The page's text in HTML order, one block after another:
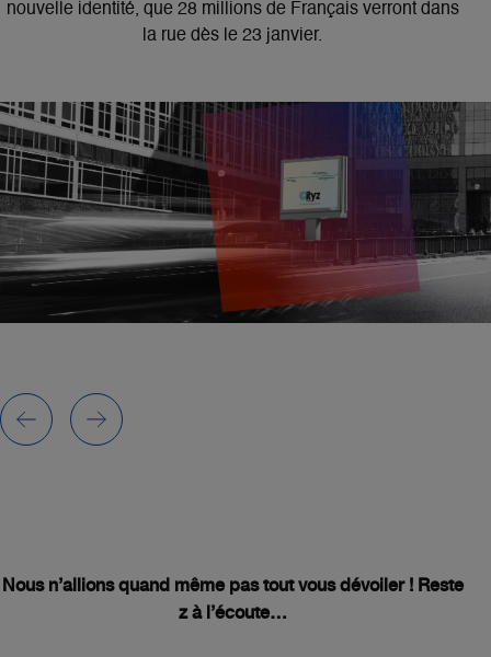
nouvelle identité, que 28 millions de Français verront dans
la rue dès le 23 janvier.
Nous n’allions quand même pas tout vous dévoiler ! Reste
z à l’écoute…